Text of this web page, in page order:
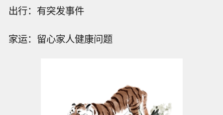
出行：有突发事件
家运：留心家人健康问题